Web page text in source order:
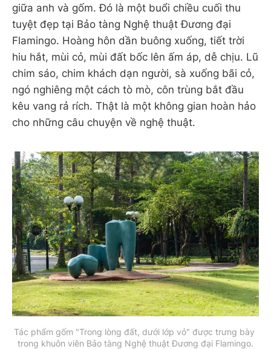
giữa anh và gốm. Đó là một buổi chiều cuối thu
tuyệt đẹp tại Bảo tàng Nghệ thuật Đương đại
Flamingo. Hoàng hôn dần buông xuống, tiết trời
hiu hắt, mùi cỏ, mùi đất bốc lên ấm áp, dễ chịu. Lũ
chim sáo, chim khách dạn người, sà xuống bãi cỏ,
ngó nghiêng một cách tò mò, côn trùng bắt đầu
kêu vang rả rích. Thật là một không gian hoàn hảo
cho những câu chuyện về nghệ thuật.
Tác phẩm gốm "Trong lòng đất, dưới lớp vỏ" được trưng bày
trong khuôn viên Bảo tàng Nghệ thuật Đương đại Flamingo.